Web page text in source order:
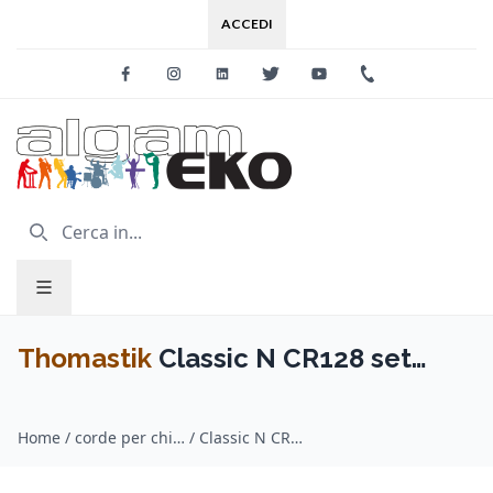
ACCEDI
FacebookInstagramLinkedinTwitter Youtube
Thomastik Classic N CR128 set
Home / corde per chitarra / Thomastik / Classic N CR128 set chitarra classica